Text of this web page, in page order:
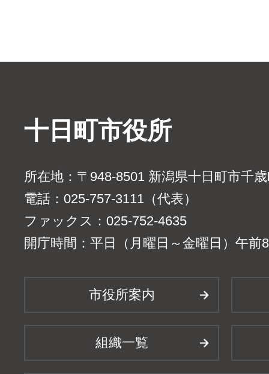
十日町市役所
所在地：〒948-8501 新潟県十日町市千
電話：025-757-3111（代表）
ファックス：025-752-4635
開庁時間：平日（月曜日～金曜日）午前
市役所案内
組織一覧